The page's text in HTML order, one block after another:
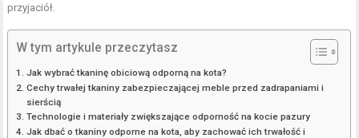
przyjaciół.
W tym artykule przeczytasz
Jak wybrać tkaninę obiciową odporną na kota?
Cechy trwałej tkaniny zabezpieczającej meble przed zadrapaniami i
sierścią
Technologie i materiały zwiększające odporność na kocie pazury
Jak dbać o tkaniny odporne na kota, aby zachować ich trwałość i